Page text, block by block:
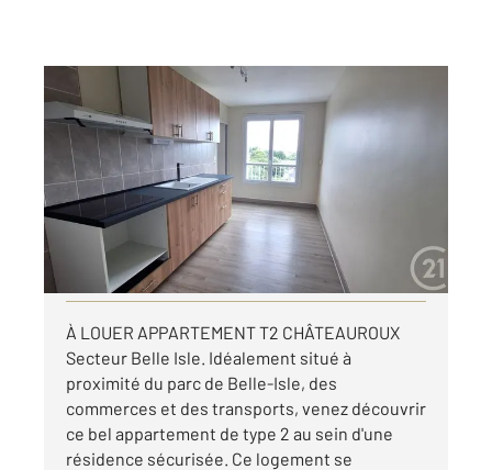
CHATEAUROUX 36
54,10 m , 2 pièces
Ref : 10423
Appartement à louer
555 €
par mois charges comprises
Visiter le site dédié
À LOUER APPARTEMENT T2 CHÂTEAUROUX
Secteur Belle Isle. Idéalement situé à
proximité du parc de Belle-Isle, des
commerces et des transports, venez découvrir
ce bel appartement de type 2 au sein d'une
résidence sécurisée. Ce logement se